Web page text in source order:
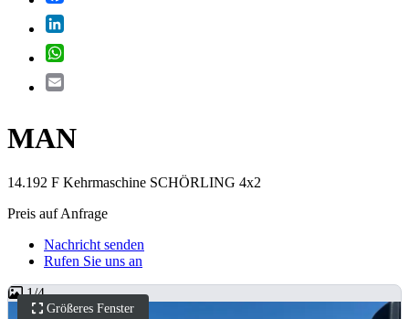
MAN
14.192 F Kehrmaschine SCHÖRLING 4x2
Preis auf Anfrage
Nachricht senden
Rufen Sie uns an
Größeres Fenster
1/4